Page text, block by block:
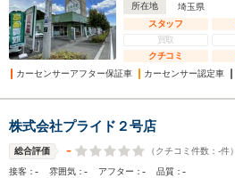
所在地
埼玉県
スタッフ
買取
クチコミ
カーセンサーアフター保証車
カーセンサー認定車
株式会社プライド２号店
総合評価 - （クチコミ件数： -件）
接客：- 雰囲気：- アフター：- 品質：-